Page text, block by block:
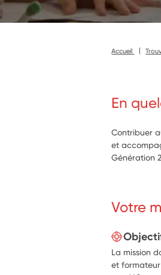
Accueil
En
Contribuer
et
Génération
Votre
La mission
et